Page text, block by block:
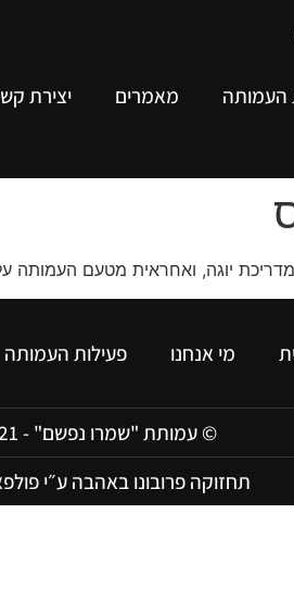
העמותה מאמרים יצירת
יוגה, ואחראית מטעם העמותה על
מי אנחנו פעילות העמותה
© עמותת "שמרו נפשם" - 2021
תחזוקה פרובונו באהבה ע״י